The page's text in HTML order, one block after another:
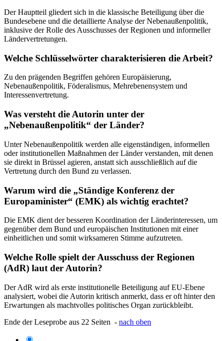
Der Hauptteil gliedert sich in die klassische Beteiligung über die
Bundesebene und die detaillierte Analyse der Nebenaußenpolitik,
inklusive der Rolle des Ausschusses der Regionen und informeller
Ländervertretungen.
Welche Schlüsselwörter charakterisieren die Arbeit?
Zu den prägenden Begriffen gehören Europäisierung,
Nebenaußenpolitik, Föderalismus, Mehrebenensystem und
Interessenvertretung.
Was versteht die Autorin unter der
„Nebenaußenpolitik“ der Länder?
Unter Nebenaußenpolitik werden alle eigenständigen, informellen
oder institutionellen Maßnahmen der Länder verstanden, mit denen
sie direkt in Brüssel agieren, anstatt sich ausschließlich auf die
Vertretung durch den Bund zu verlassen.
Warum wird die „Ständige Konferenz der
Europaminister“ (EMK) als wichtig erachtet?
Die EMK dient der besseren Koordination der Länderinteressen, um
gegenüber dem Bund und europäischen Institutionen mit einer
einheitlichen und somit wirksameren Stimme aufzutreten.
Welche Rolle spielt der Ausschuss der Regionen
(AdR) laut der Autorin?
Der AdR wird als erste institutionelle Beteiligung auf EU-Ebene
analysiert, wobei die Autorin kritisch anmerkt, dass er oft hinter den
Erwartungen als machtvolles politisches Organ zurückbleibt.
Ende der Leseprobe aus 22 Seiten - nach oben